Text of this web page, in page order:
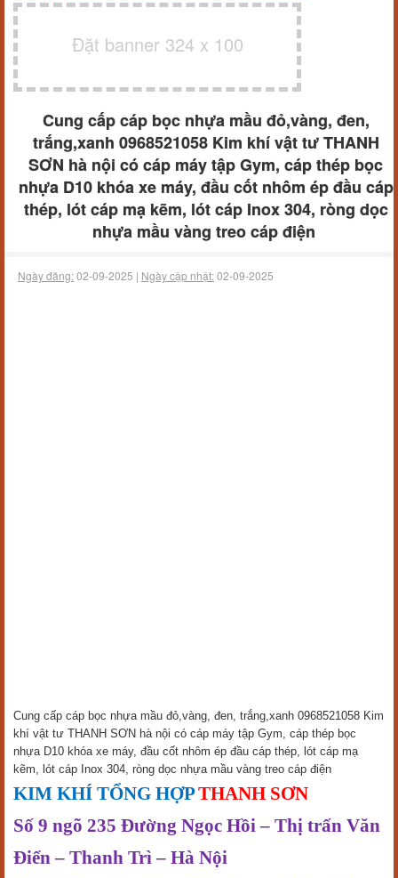
Đặt banner 324 x 100
Cung cấp cáp bọc nhựa mầu đỏ,vàng, đen,
trắng,xanh 0968521058 Kim khí vật tư THANH
SƠN hà nội có cáp máy tập Gym, cáp thép bọc
nhựa D10 khóa xe máy, đầu cốt nhôm ép đầu cáp
thép, lót cáp mạ kẽm, lót cáp Inox 304, ròng dọc
nhựa mầu vàng treo cáp điện
Ngày đăng:02-09-2025 | Ngày cập nhật:02-09-2025
Cung cấp cáp bọc nhựa mầu đỏ,vàng, đen, trắng,xanh 0968521058 Kim
khí vật tư THANH SƠN hà nội có cáp máy tập Gym, cáp thép bọc
nhựa D10 khóa xe máy, đầu cốt nhôm ép đầu cáp thép, lót cáp mạ
kẽm, lót cáp Inox 304, ròng dọc nhựa mầu vàng treo cáp điện
KIM KHÍ TỔNG HỢPTHANH SƠN
Số 9 ngõ 235 Đường Ngọc Hồi – Thị trấn Văn
Điển – Thanh Trì – Hà Nội